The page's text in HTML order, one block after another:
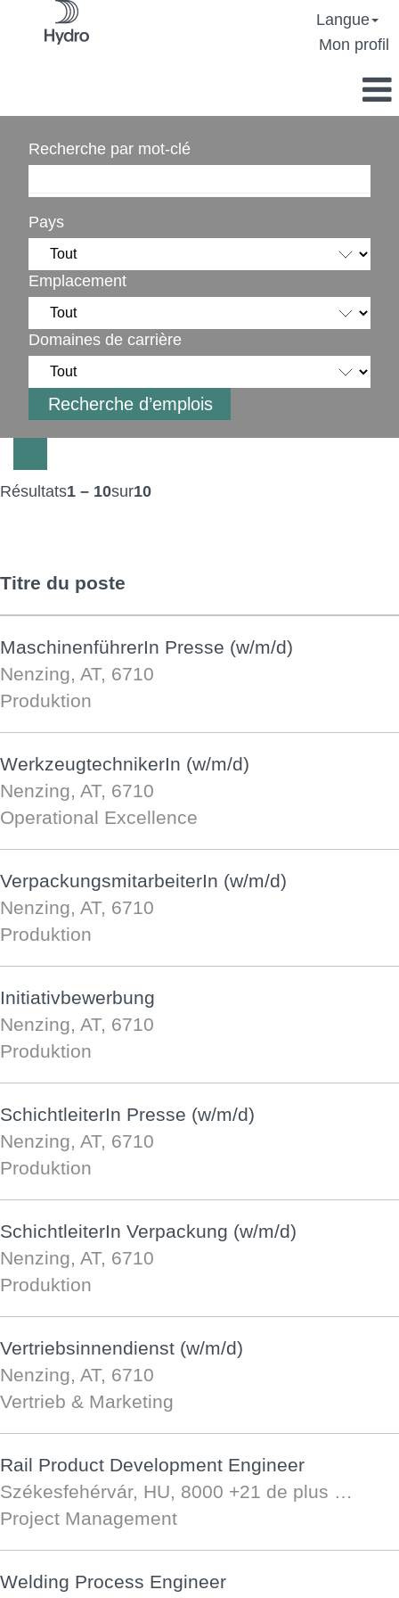
Langue
Mon profil
Recherche par mot-clé
Pays
Emplacement
Domaines de carrière
Résultats1 – 10sur10
Titre du poste
MaschinenführerIn Presse (w/m/d)
Nenzing, AT, 6710
Produktion
WerkzeugtechnikerIn (w/m/d)
Nenzing, AT, 6710
Operational Excellence
VerpackungsmitarbeiterIn (w/m/d)
Nenzing, AT, 6710
Produktion
Initiativbewerbung
Nenzing, AT, 6710
Produktion
SchichtleiterIn Presse (w/m/d)
Nenzing, AT, 6710
Produktion
SchichtleiterIn Verpackung (w/m/d)
Nenzing, AT, 6710
Produktion
Vertriebsinnendienst (w/m/d)
Nenzing, AT, 6710
Vertrieb & Marketing
Rail Product Development Engineer
Székesfehérvár, HU, 8000 +21 de plus …
Project Management
Welding Process Engineer